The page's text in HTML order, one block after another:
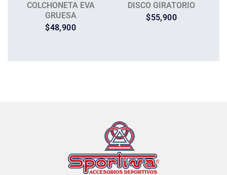
COLCHONETA EVA
GRUESA
$48,900
DISCO GIRATORIO
$55,900